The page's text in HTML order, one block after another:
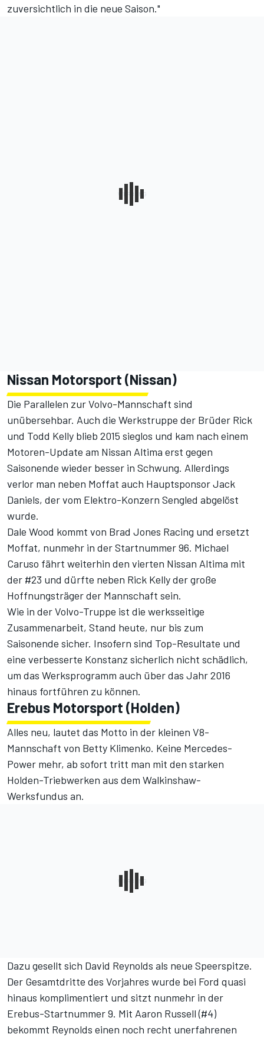
zuversichtlich in die neue Saison."
Nissan Motorsport (Nissan)
Die Parallelen zur Volvo-Mannschaft sind
unübersehbar. Auch die Werkstruppe der Brüder Rick
und Todd Kelly blieb 2015 sieglos und kam nach einem
Motoren-Update am Nissan Altima erst gegen
Saisonende wieder besser in Schwung. Allerdings
verlor man neben Moffat auch Hauptsponsor Jack
Daniels, der vom Elektro-Konzern Sengled abgelöst
wurde.
Dale Wood kommt von Brad Jones Racing und ersetzt
Moffat, nunmehr in der Startnummer 96. Michael
Caruso fährt weiterhin den vierten Nissan Altima mit
der #23 und dürfte neben Rick Kelly der große
Hoffnungsträger der Mannschaft sein.
Wie in der Volvo-Truppe ist die werksseitige
Zusammenarbeit, Stand heute, nur bis zum
Saisonende sicher. Insofern sind Top-Resultate und
eine verbesserte Konstanz sicherlich nicht schädlich,
um das Werksprogramm auch über das Jahr 2016
hinaus fortführen zu können.
Erebus Motorsport (Holden)
Alles neu, lautet das Motto in der kleinen V8-
Mannschaft von Betty Klimenko. Keine Mercedes-
Power mehr, ab sofort tritt man mit den starken
Holden-Triebwerken aus dem Walkinshaw-
Werksfundus an.
Dazu gesellt sich David Reynolds als neue Speerspitze.
Der Gesamtdritte des Vorjahres wurde bei Ford quasi
hinaus komplimentiert und sitzt nunmehr in der
Erebus-Startnummer 9. Mit Aaron Russell (#4)
bekommt Reynolds einen noch recht unerfahrenen